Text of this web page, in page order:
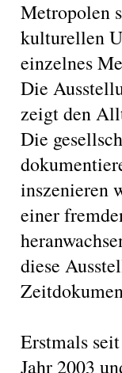
Metropolen
kulturellen
einzelnes
Die
zeigt den
Die
inszenieren
einer
diese
Erstmals
Jahr 2003